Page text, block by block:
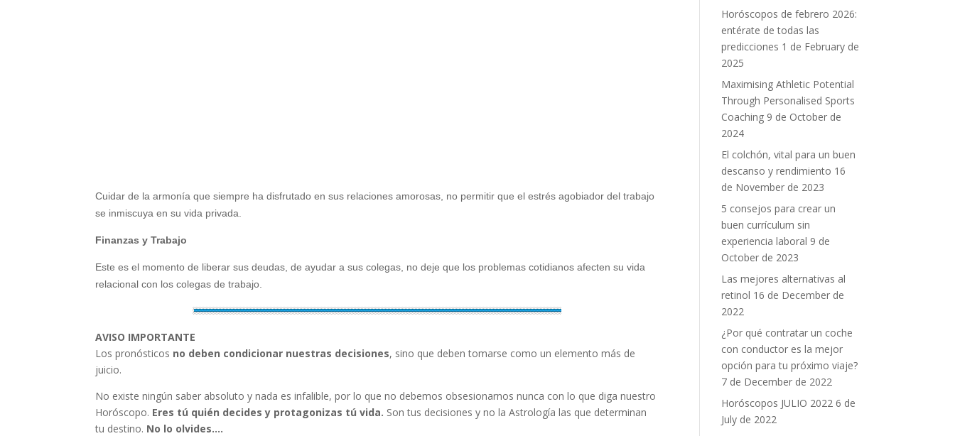
Cuidar de la armonía que siempre ha disfrutado en sus relaciones amorosas, no permitir que el estrés agobiador del trabajo
se inmiscuya en su vida privada.
Finanzas y Trabajo
Este es el momento de liberar sus deudas, de ayudar a sus colegas, no deje que los problemas cotidianos afecten su vida
relacional con los colegas de trabajo.
AVISO IMPORTANTE
Los pronósticos no deben condicionar nuestras decisiones, sino que deben tomarse como un elemento más de
juicio.
No existe ningún saber absoluto y nada es infalible, por lo que no debemos obsesionarnos nunca con lo que diga nuestro
Horóscopo. Eres tú quién decides y protagonizas tú vida. Son tus decisiones y no la Astrología las que determinan
tu destino. No lo olvides….
Horóscopos de febrero 2026:
entérate de todas las
predicciones 1 de February de
2025
Maximising Athletic Potential
Through Personalised Sports
Coaching 9 de October de
2024
El colchón, vital para un buen
descanso y rendimiento 16
de November de 2023
5 consejos para crear un
buen currículum sin
experiencia laboral 9 de
October de 2023
Las mejores alternativas al
retinol 16 de December de
2022
¿Por qué contratar un coche
con conductor es la mejor
opción para tu próximo viaje?
7 de December de 2022
Horóscopos JULIO 2022 6 de
July de 2022